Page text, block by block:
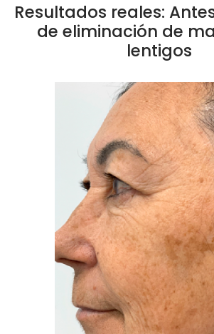
Resultados reales:
de eliminación de
lentigos